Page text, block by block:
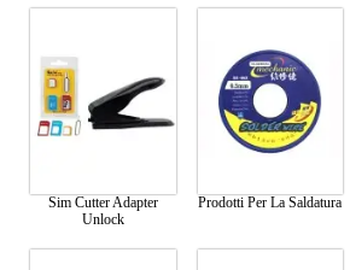
Sim Cutter Adapter
Unlock
Prodotti Per La Saldatura